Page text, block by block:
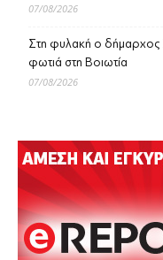
07/08/2026
Στη φυλακή ο δήμαρχος
φωτιά στη Βοιωτία
07/08/2026